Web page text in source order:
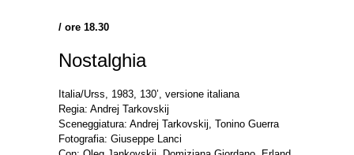
/ ore 18.30
Nostalghia
Italia/Urss, 1983, 130’, versione italiana
Regia: Andrej Tarkovskij
Sceneggiatura: Andrej Tarkovskij, Tonino Guerra
Fotografia: Giuseppe Lanci